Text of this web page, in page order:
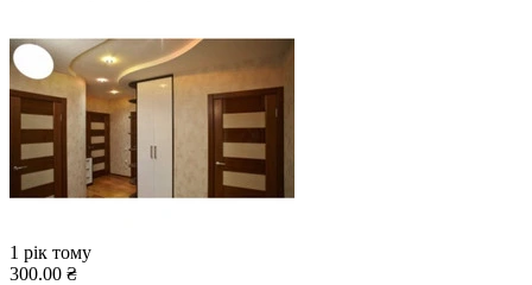
1 рік тому
300.00 ₴